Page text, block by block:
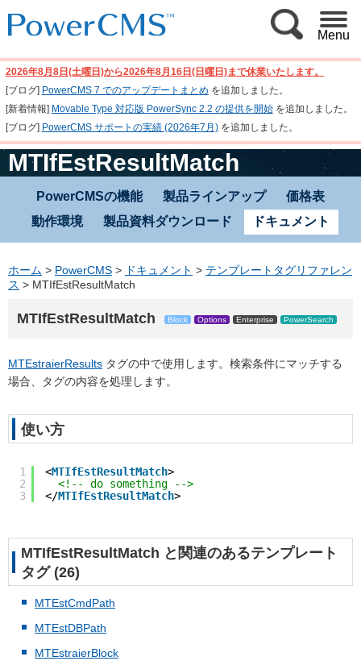
Menu
2026年8月8日(土曜日)から2026年8月16日(日曜日)まで休業いたします。
[ブログ] PowerCMS 7 でのアップデートまとめ を追加しました。
[新着情報] Movable Type 対応版 PowerSync 2.2 の提供を開始を追加しました。
[ブログ] PowerCMS サポートの実績 (2026年7月)を追加しました。
MTIfEstResultMatch
PowerCMSの機能 製品ラインアップ
価格表
動作環境
製品資料ダウンロード ドキュメント
ホーム > PowerCMS > ドキュメント > テンプレートタグリファレン
ス > MTIfEstResultMatch
MTIfEstResultMatch Block Options Enterprise PowerSearch
MTEstraierResults タグの中で使用します。検索条件にマッチする
場合、タグの内容を処理します。
使い方
1
2
3
<MTIfEstResultMatch>
<!-- do something -->
</MTIfEstResultMatch>
MTIfEstResultMatch と関連のあるテンプレート
タグ (26)
MTEstCmdPath
MTEstDBPath
MTEstraierBlock